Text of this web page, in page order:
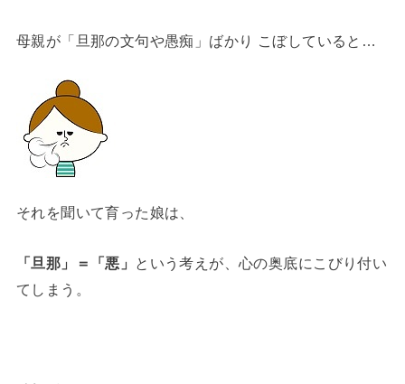
母親が「旦那の文句や愚痴」ばかり こぼしていると…
それを聞いて育った娘は、
「旦那」＝「悪」 という考えが、心の奥底にこびり付い
てしまう。